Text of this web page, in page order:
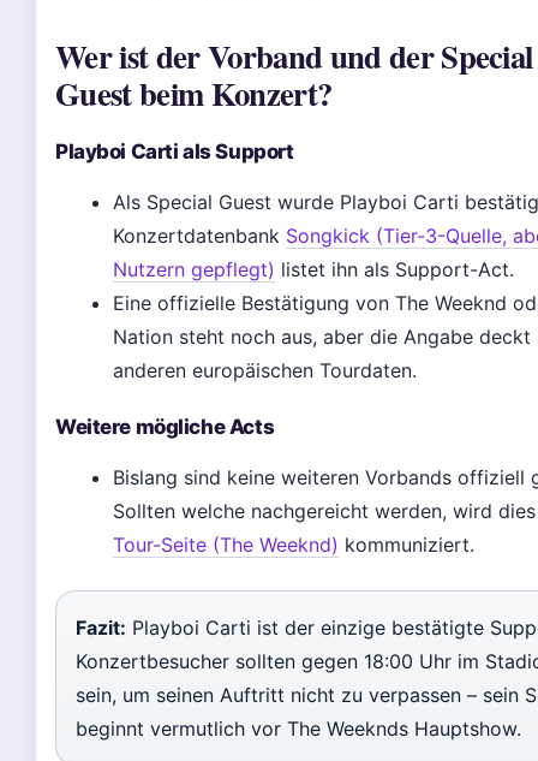
Wer ist der Vorband und der Special
Guest beim Konzert?
Playboi Carti als Support
Als Special Guest wurde Playboi Carti
Konzertdatenbank Songkick (Tier-3-Quelle,
Nutzern gepflegt) listet ihn als Support-Act.
Eine offizielle Bestätigung von The Weeknd
Nation steht noch aus, aber die Angabe deckt
anderen europäischen Tourdaten.
Weitere mögliche Acts
Bislang sind keine weiteren Vorbands offiziell
Sollten welche nachgereicht werden, wird
Tour-Seite (The Weeknd) kommuniziert.
Fazit: Playboi Carti ist der einzige bestätigte
Konzertbesucher sollten gegen 18:00 Uhr im
sein, um seinen Auftritt nicht zu verpassen – sein
beginnt vermutlich vor The Weeknds Hauptshow.